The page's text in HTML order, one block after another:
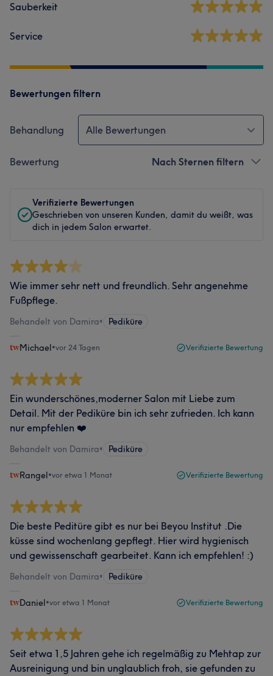
Sauberkeit
Service
Bewertungen filtern
Behandlung Alle Bewertungen
Bewertung Nach Sternen filtern
Verifizierte Bewertungen
Geschrieben von unseren Kunden, damit du weißt, was
dich in jedem Salon erwartet.
Wie immer sehr nett und freundlich. Sehr angenehme
Fußpflege.
Behandelt von Damira• Pediküre
Michael•vor 24 Tagen Verifizierte Bewertung
Ein wunderschönes,moderner Salon mit Liebe zum
Detail. Mit der Pediküre bin ich sehr zufrieden. Ich kann
nur empfehlen ❤️
Behandelt von Damira• Pediküre
Rangel•vor etwa 1 Monat Verifizierte Bewertung
Die beste Peditüre gibt es nur bei Beyou Institut .Die
küsse sind wochenlang gepflegt. Hier wird hygienisch
und gewissenschaft gearbeitet. Kann ich empfehlen! :)
Behandelt von Damira• Pediküre
Daniel•vor etwa 1 Monat Verifizierte Bewertung
Seit etwa 1,5 Jahren gehe ich regelmäßig zu Mehtap zur
Ausreinigung und bin unglaublich froh, sie gefunden zu